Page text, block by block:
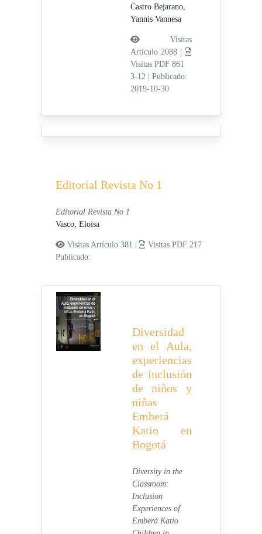
Castro Bejarano,
Yannis Vannesa
Visitas
Artículo 2088 |
Visitas PDF 861
3-12
Publicado:
2019-10-30
Editorial Revista No 1
Editorial Revista No 1
Vasco, Eloisa
Visitas Artículo 381 |
Visitas PDF 217
Publicado:
Diversidad
en el Aula,
experiencias
de inclusión
de niños y
niñas
Emberá
Katio en
Bogotá
Diversity in the
Classroom:
Inclusion
Experiences of
Emberá Katio